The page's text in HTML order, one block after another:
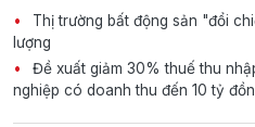
Thị trường bất động sản "đổi
lượng
Đề xuất giảm 30% thuế thu
nghiệp có doanh thu đến 10 tỷ